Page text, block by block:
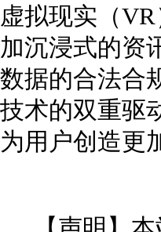
虚拟现实（
加沉浸式的资
数据的合法合
技术的双重驱
为用户创造更